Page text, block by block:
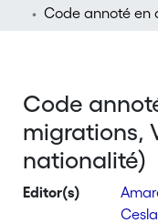
Code
migrations,
nationalité)
Editor(s)
Cesla